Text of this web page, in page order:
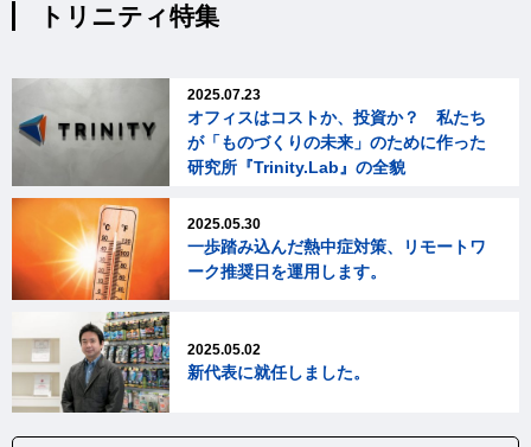
トリニティ特集
2025.07.23
オフィスはコストか、投資か？ 私たち
が「ものづくりの未来」のために作った
研究所『Trinity.Lab』の全貌
2025.05.30
一歩踏み込んだ熱中症対策、リモートワ
ーク推奨日を運用します。
2025.05.02
新代表に就任しました。